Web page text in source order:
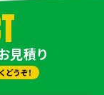
見積り
うぞ！